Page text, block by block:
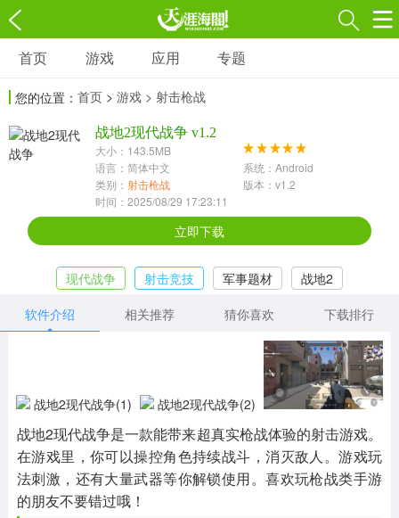
游戏
3697款应用
1597款应用
休闲益智
13387款应用
2196款应用
1072款应用
418款应用
568款应用
音乐舞蹈
515款应用
其他
1654款应用
游戏助手
515款应用
MOD游戏
1056款应用
首页 游戏 应用 专题
您的位置： 首页 > 游戏 > 射击枪战
战地2现代战争 v1.2
大小：143.5MB
语言：简体中文
系统：Android
类别： 射击枪战
版本：v1.2
时间：2025/08/29 17:23:11
立即下载
现代战争 射击竞技 军事题材
战地2
软件介绍
相关推荐 猜你喜欢 下载排行
战地2现代战争是一款能带来超真实枪战体验的射击游戏。
在游戏里，你可以操控角色持续战斗，消灭敌人。游戏玩
法刺激，还有大量武器等你解锁使用。喜欢玩枪战类手游
的朋友不要错过哦！